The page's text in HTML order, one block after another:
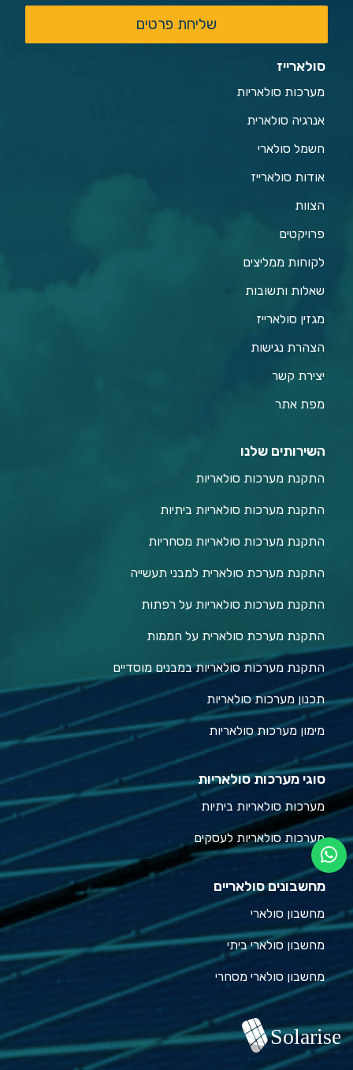
שליחת פרטים
סולארייז
מערכות סולאריות
אנרגיה סולארית
חשמל סולארי
אודות סולארייז
הצוות
פרויקטים
לקוחות ממליצים
שאלות ותשובות
מגזין סולארייז
הצהרת נגישות
יצירת קשר
מפת אתר
השירותים שלנו
התקנת מערכות סולאריות
התקנת מערכות סולאריות ביתיות
התקנת מערכות סולאריות מסחריות
התקנת מערכת סולארית למבני תעשייה
התקנת מערכות סולאריות על רפתות
התקנת מערכת סולארית על חממות
התקנת מערכות סולאריות במבנים מוסדיים
תכנון מערכות סולאריות
מימון מערכות סולאריות
סוגי מערכות סולאריות
מערכות סולאריות ביתיות
מערכות סולאריות לעסקים
מחשבונים סולאריים
מחשבון סולארי
מחשבון סולארי ביתי
מחשבון סולארי מסחרי